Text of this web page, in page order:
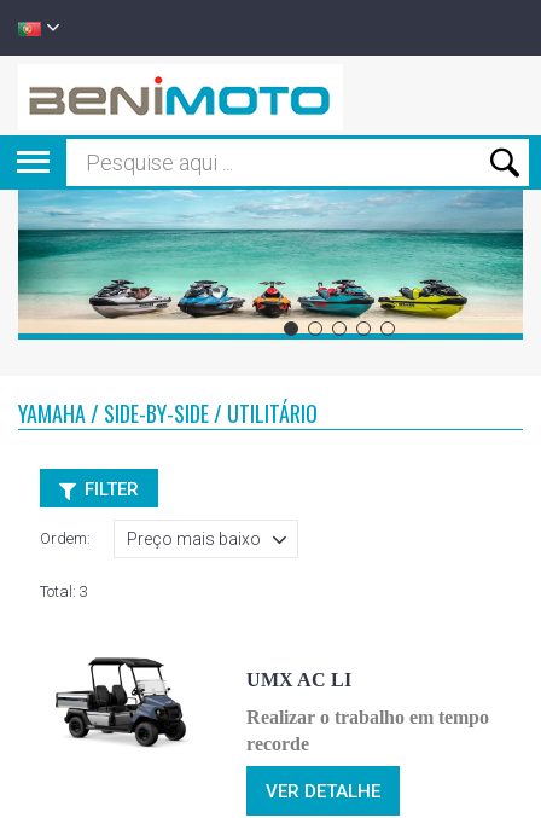
YAMAHA / SIDE-BY-SIDE / UTILITÁRIO
FILTER
Ordem:
Total: 3
UMX AC LI
Realizar o trabalho em tempo
recorde
VER DETALHE